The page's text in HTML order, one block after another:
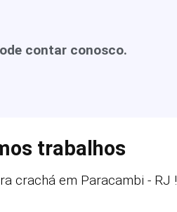
contar conosco.
trabalhos
crachá em Paracambi - RJ !